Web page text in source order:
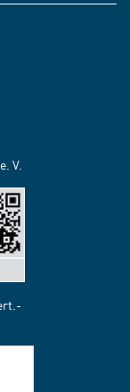
V.